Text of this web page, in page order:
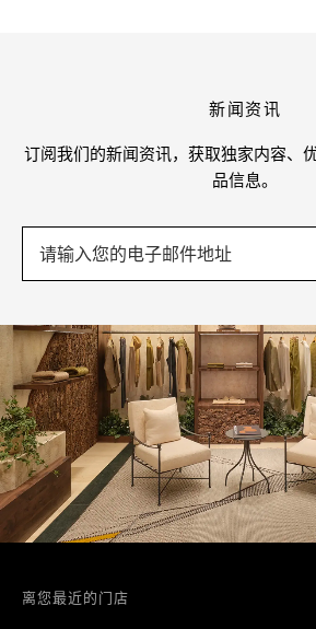
新闻资讯
订阅我们的新闻资讯，获取独家内容、
品信息。
离您最近的门店